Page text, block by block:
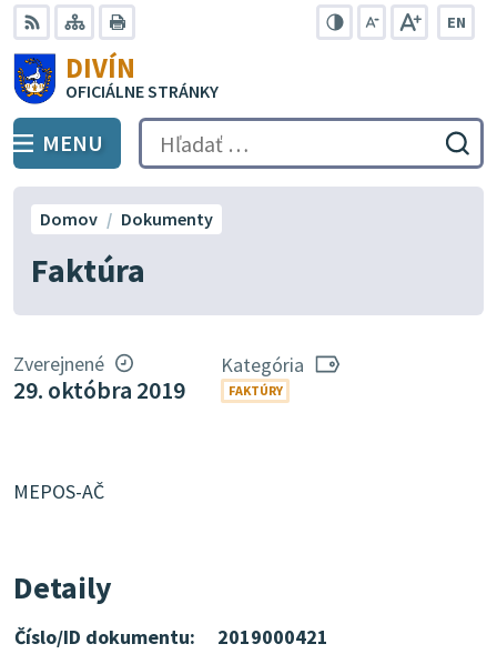
Preskočiť
na
obsah
RSS Mapa
EN
DIVÍN
OFICIÁLNE STRÁNKY
PREPNÚŤ
MENU Hľadať:
Faktúra
Domov Dokumenty
Zverejnené
29. októbra 2019
Kategória
FAKTÚRY
MEPOS-AČ
Detaily
Číslo/ID dokumentu:
2019000421